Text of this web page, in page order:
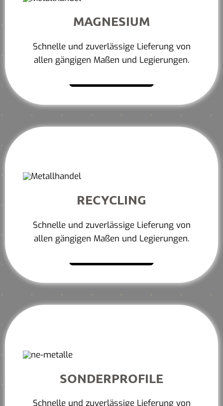
MAGNESIUM
Schnelle und zuverlässige Lieferung von
allen gängigen Maßen und Legierungen.
RECYCLING
Schnelle und zuverlässige Lieferung von
allen gängigen Maßen und Legierungen.
SONDERPROFILE
Schnelle und zuverlässige Lieferung von